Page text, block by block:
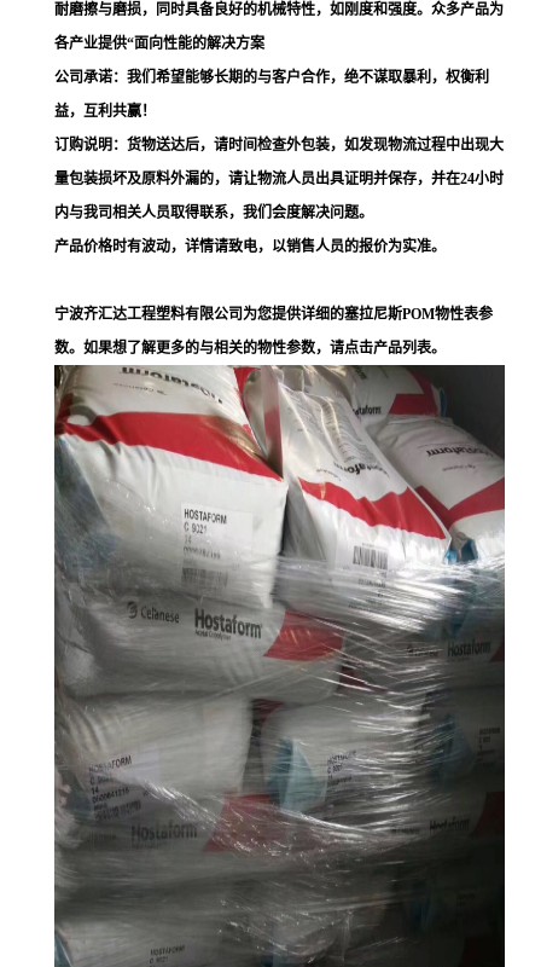
耐磨擦与磨损，同时具备良好的机械特性，如刚度和强度。众多产品为
各产业提供“面向性能的解决方案
公司承诺：我们希望能够长期的与客户合作，绝不谋取暴利，权衡利
益，互利共赢！
订购说明：货物送达后，请时间检查外包装，如发现物流过程中出现大
量包装损坏及原料外漏的，请让物流人员出具证明并保存，并在24小时
内与我司相关人员取得联系，我们会度解决问题。
产品价格时有波动，详情请致电，以销售人员的报价为实准。
宁波齐汇达工程塑料有限公司为您提供详细的塞拉尼斯POM物性表参
数。如果想了解更多的与相关的物性参数，请点击产品列表。